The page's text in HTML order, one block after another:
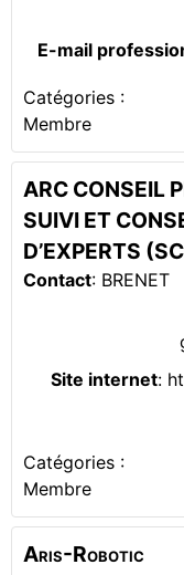
E-mail
Catégories :
Membre
ARC CONSEIL
SUIVI ET
D’EXPERTS
Contact: BRENET
Site internet:
Catégories :
Membre
Aris-Robotic